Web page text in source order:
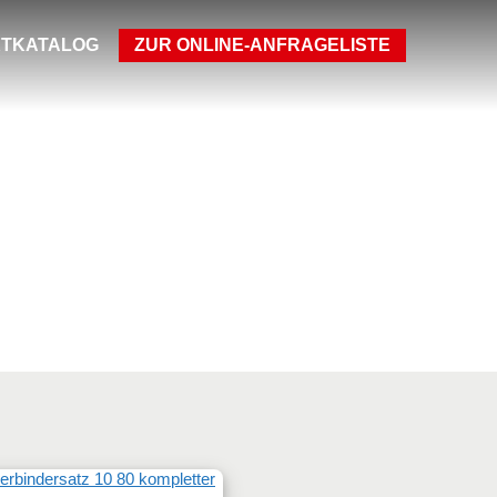
ZUR ONLINE-ANFRAGELISTE